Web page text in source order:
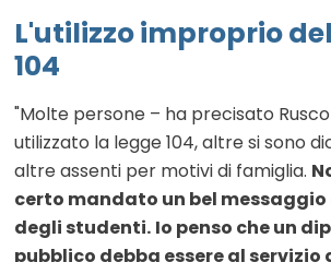
L'utilizzo improprio
104
"Molte persone – ha precisato
utilizzato la legge 104, altre si sono
altre assenti per motivi di famiglia.
certo mandato un bel
degli studenti. Io penso che un
pubblico debba essere al servizio